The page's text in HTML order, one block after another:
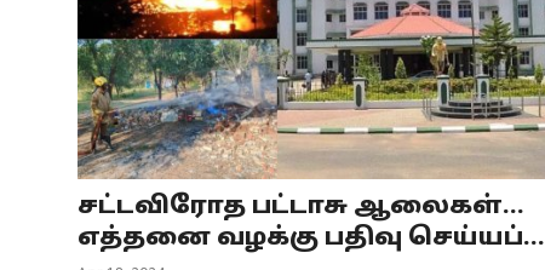
Special Story
Business
Tamilnaduசட்டவிரோத பட்டாசு ஆலைகள்...
எத்தனை வழக்கு பதிவு செய்யப்...